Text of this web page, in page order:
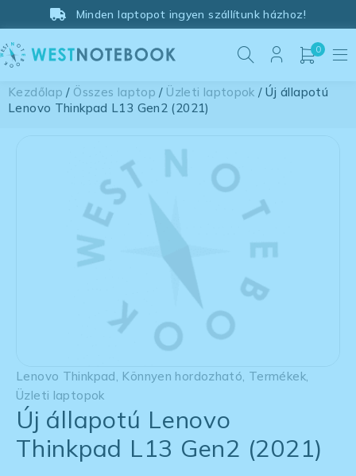
Minden laptopot ingyen szállítunk házhoz!
0
Kezdőlap / Összes laptop / Üzleti laptopok / Új állapotú
Lenovo Thinkpad L13 Gen2 (2021)
Lenovo Thinkpad Könnyen hordozható Termékek,
Üzleti laptopok
Új állapotú Lenovo
Thinkpad L13 Gen2 (2021)